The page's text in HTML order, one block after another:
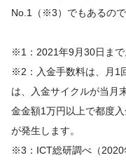
No.1（※3）でもあるので
※1：2021年9月30日まで
※2：入金手数料は、月1
は、入金サイクルが当月
金金額1万円以上で都度
が発生します。
※3：ICT総研調べ（2020